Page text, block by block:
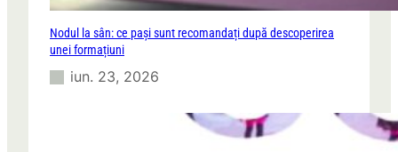
Nodul la sân: ce pași sunt recomandați după descoperirea
unei formațiuni
iun. 23, 2026